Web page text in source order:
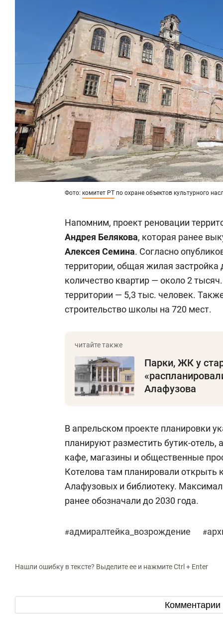
Фото: комитет РТ по охране объектов культурного
Напомним, проект реновации
Андрея Белякова, которая ранее
Алексея Семина. Согласно
территории, общая жилая
количество квартир — около 2
территории — 5,3 тыс. человек.
строительство школы на 720 мест.
Парки, ЖК у
Алафузова
В апрельском проекте планировки
планируют разместить бутик-
кафе, магазины и общественные
Котелова там планировали открыть
Алафузовых и библиотеку.
ранее обозначали до 2030 года.
#адмиралтейка_возрождение #
Нашли ошибку в тексте? Выделите ее и нажмите Ctrl + Enter
Комментарии